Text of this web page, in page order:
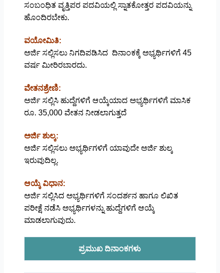
ಸಂಬಂಧಿತ ವೃತ್ತಿಪರ ಪದವಿಯಲ್ಲಿ ಸ್ನಾತಕೋತ್ತರ ಪದವಿಯನ್ನು
ಹೊಂದಿರಬೇಕು.
ವಯೋಮಿತಿ:
ಅರ್ಜಿ ಸಲ್ಲಿಸಲು ನಿಗದಿಪಡಿಸಿದ ದಿನಾಂಕಕ್ಕೆ ಅಭ್ಯರ್ಥಿಗಳಿಗೆ 45
ವರ್ಷ ಮೀರಿರಬಾರದು.
ವೇತನಶ್ರೇಣಿ:
ಅರ್ಜಿ ಸಲ್ಲಿಸಿ ಹುದ್ದೆಗಳಿಗೆ ಆಯ್ಕೆಯಾದ ಅಭ್ಯರ್ಥಿಗಳಿಗೆ ಮಾಸಿಕ
ರೂ. 35,000 ವೇತನ ನೀಡಲಾಗುತ್ತದೆ
ಅರ್ಜಿ ಶುಲ್ಕ:
ಅರ್ಜಿ ಸಲ್ಲಿಸಲು ಅಭ್ಯರ್ಥಿಗಳಿಗೆ ಯಾವುದೇ ಅರ್ಜಿ ಶುಲ್ಕ
ಇರುವುದಿಲ್ಲ.
ಆಯ್ಕೆ ವಿಧಾನ:
ಅರ್ಜಿ ಸಲ್ಲಿಸಿದ ಅಭ್ಯರ್ಥಿಗಳಿಗೆ ಸಂದರ್ಶನ ಹಾಗೂ ಲಿಖಿತ
ಪರೀಕ್ಷೆ ನಡೆಸಿ ಅಭ್ಯರ್ಥಿಗಳನ್ನು ಹುದ್ದೆಗಳಿಗೆ ಆಯ್ಕೆ
ಮಾಡಲಾಗುವುದು.
ಪ್ರಮುಖ ದಿನಾಂಕಗಳು